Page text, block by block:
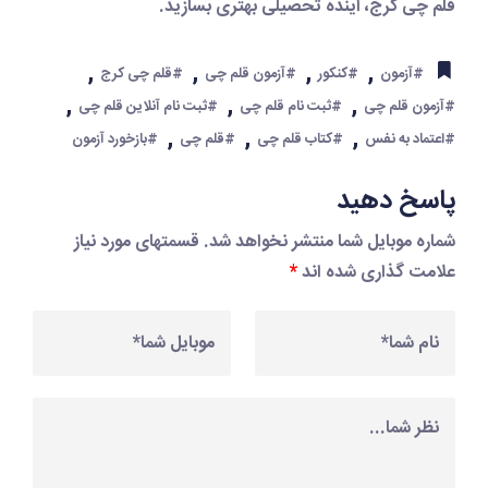
قلم چی کرج، آینده تحصیلی بهتری بسازید.
#آزمون , #کنکور , #آزمون قلم چی , #قلم چی کرج ,
#آزمون قلم چی , #ثبت نام قلم چی , #ثبت نام آنلاین قلم چی ,
#اعتماد به نفس , #کتاب قلم چی , #قلم چی , #بازخورد آزمون
پاسخ دهید
شماره موبایل شما منتشر نخواهد شد. قسمتهای مورد نیاز
علامت گذاری شده اند*